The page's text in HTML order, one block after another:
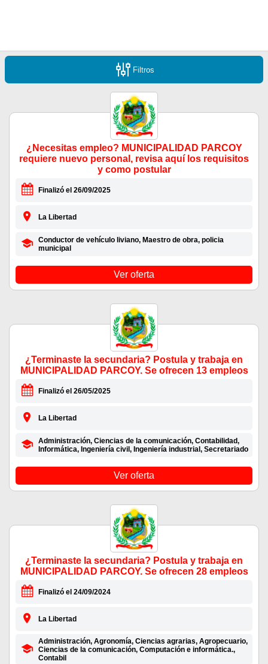
Filtros
¿Necesitas empleo? MUNICIPALIDAD PARCOY
requiere nuevo personal, revisa aquí los requisitos
y como postular
Finalizó el 26/09/2025
La Libertad
Conductor de vehículo liviano, Maestro de obra, рolicia
municipal
Ver oferta
¿Terminaste la secundaria? Postula y trabaja en
MUNICIPALIDAD PARCOY. Se ofrecen 13 empleos
Finalizó el 26/05/2025
La Libertad
Administración, Ciencias de la comunicación, Contabilidad,
Informática, Ingeniería civil, Ingeniería industrial, Secretariado
Ver oferta
¿Terminaste la secundaria? Postula y trabaja en
MUNICIPALIDAD PARCOY. Se ofrecen 28 empleos
Finalizó el 24/09/2024
La Libertad
Administración, Agronomía, Ciencias agrarias, Agropecuario,
Ciencias de la comunicación, Computación e informática.,
Contabil